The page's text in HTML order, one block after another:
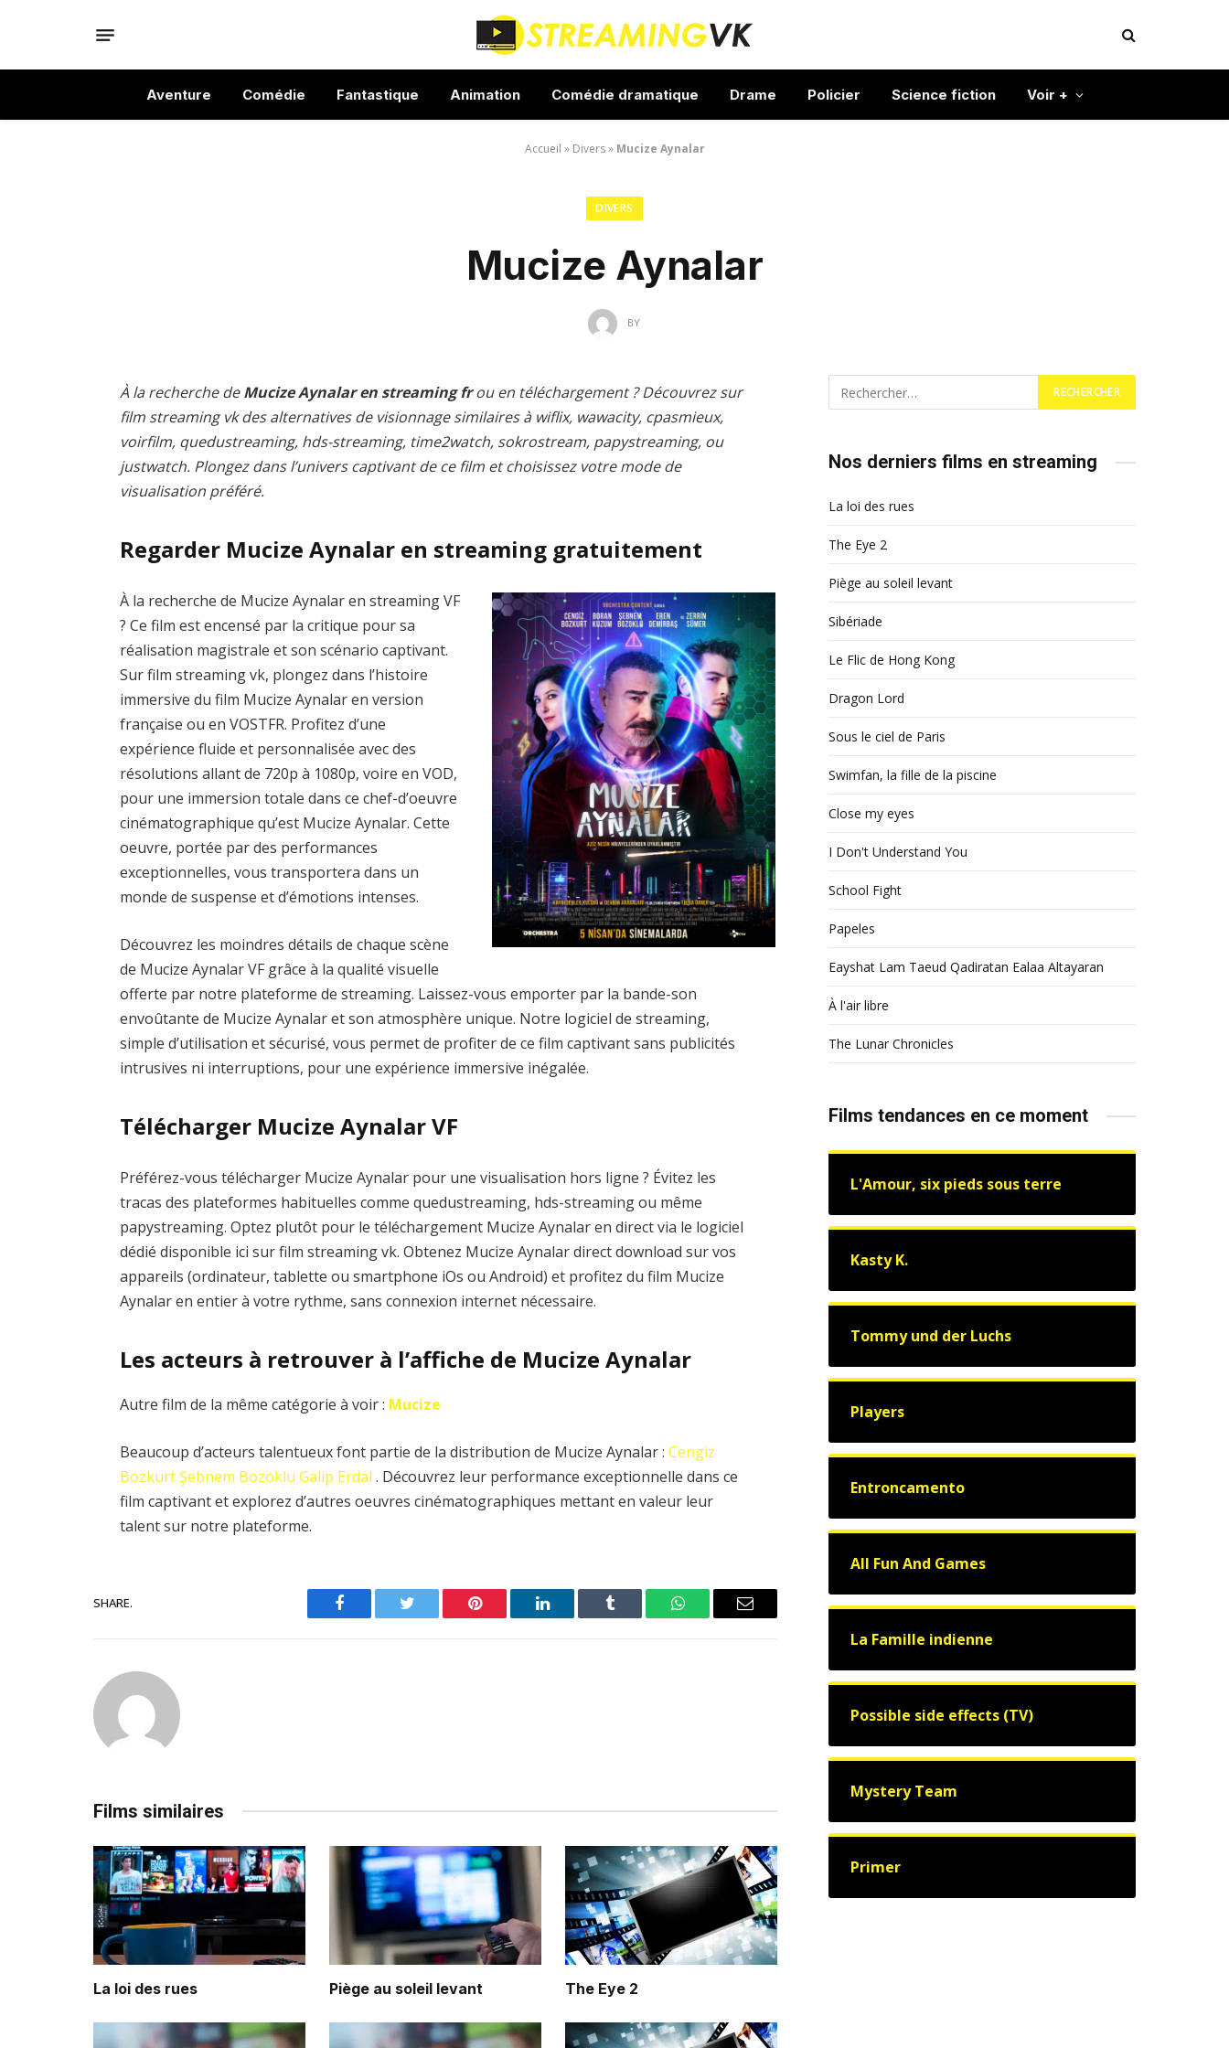
Aventure Comédie Fantastique Animation Comédie dramatique Drame Policier Science fiction Voir +
Accueil » Divers» Mucize Aynalar
DIVERS
Mucize Aynalar
BY
À la recherche deMucize Aynalar en streaming frou en téléchargement ? Découvrez sur
film streaming vk des alternatives de visionnage similaires à wiflix, wawacity, cpasmieux,
voirfilm, quedustreaming, hds-streaming, time2watch, sokrostream, papystreaming, ou
justwatch. Plongez dans l’univers captivant de ce film et choisissez votre mode de
visualisation préféré.
Regarder Mucize Aynalar en streaming gratuitement
À la recherche de Mucize Aynalar en streaming VF
? Ce film est encensé par la critique pour sa
réalisation magistrale et son scénario captivant.
Sur film streaming vk, plongez dans l’histoire
immersive du film Mucize Aynalar en version
française ou en VOSTFR. Profitez d’une
expérience fluide et personnalisée avec des
résolutions allant de 720p à 1080p, voire en VOD,
pour une immersion totale dans ce chef-d’oeuvre
cinématographique qu’est Mucize Aynalar. Cette
oeuvre, portée par des performances
exceptionnelles, vous transportera dans un
monde de suspense et d’émotions intenses.
Découvrez les moindres détails de chaque scène
de Mucize Aynalar VF grâce à la qualité visuelle
offerte par notre plateforme de streaming. Laissez-vous emporter par la bande-son
envoûtante de Mucize Aynalar et son atmosphère unique. Notre logiciel de streaming,
simple d’utilisation et sécurisé, vous permet de profiter de ce film captivant sans publicités
intrusives ni interruptions, pour une expérience immersive inégalée.
Télécharger Mucize Aynalar VF
Préférez-vous télécharger Mucize Aynalar pour une visualisation hors ligne ? Évitez les
tracas des plateformes habituelles comme quedustreaming, hds-streaming ou même
papystreaming. Optez plutôt pour le téléchargement Mucize Aynalar en direct via le logiciel
dédié disponible ici sur film streaming vk. Obtenez Mucize Aynalar direct download sur vos
appareils (ordinateur, tablette ou smartphone iOs ou Android) et profitez du film Mucize
Aynalar en entier à votre rythme, sans connexion internet nécessaire.
Les acteurs à retrouver à l’affiche de Mucize Aynalar
Autre film de la même catégorie à voir : Mucize
Beaucoup d’acteurs talentueux font partie de la distribution de Mucize Aynalar :Cengiz
Bozkurt Şebnem Bozoklu Galip Erdal . Découvrez leur performance exceptionnelle dans ce
film captivant et explorez d’autres oeuvres cinématographiques mettant en valeur leur
talent sur notre plateforme.
SHARE.
Facebook Twitter Pinterest LinkedIn Tumblr WhatsAppEmail
Films similaires
La loi des rues Piège au soleil levant The Eye 2
Nos derniers films en streaming
La loi des rues
The Eye 2
Piège au soleil levant
Sibériade
Le Flic de Hong Kong
Dragon Lord
Sous le ciel de Paris
Swimfan, la fille de la piscine
Close my eyes
I Don't Understand You
School Fight
Papeles
Eayshat Lam Taeud Qadiratan Ealaa Altayaran
À l'air libre
The Lunar Chronicles
Films tendances en ce moment
L'Amour, six pieds sous terre
Kasty K.
Tommy und der Luchs
Players
Entroncamento
All Fun And Games
La Famille indienne
Possible side effects (TV)
Mystery Team
Primer